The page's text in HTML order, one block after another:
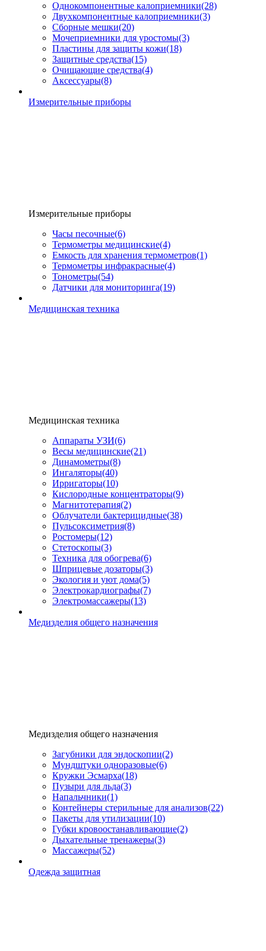
Однокомпонентные калоприемники(28)
Двухкомпонентные калоприемники(3)
Сборные мешки(20)
Мочеприемники для уростомы(3)
Пластины для защиты кожи(18)
Защитные средства(15)
Очищающие средства(4)
Аксессуары(8)
Измерительные приборы
Измерительные приборы
Часы песочные(6)
Термометры медицинские(4)
Емкость для хранения термометров(1)
Термометры инфракрасные(4)
Тонометры(54)
Датчики для мониторинга(19)
Медицинская техника
Медицинская техника
Аппараты УЗИ(6)
Весы медицинские(21)
Динамометры(8)
Ингаляторы(40)
Ирригаторы(10)
Кислородные концентраторы(9)
Магнитотерапия(2)
Облучатели бактерицидные(38)
Пульсоксиметрия(8)
Ростомеры(12)
Стетоскопы(3)
Техника для обогрева(6)
Шприцевые дозаторы(3)
Экология и уют дома(5)
Электрокардиографы(7)
Электромассажеры(13)
Медизделия общего назначения
Медизделия общего назначения
Загубники для эндоскопии(2)
Мундштуки одноразовые(6)
Кружки Эсмарха(18)
Пузыри для льда(3)
Напальчники(1)
Контейнеры стерильные для анализов(22)
Пакеты для утилизации(10)
Губки кровоостанавливающие(2)
Дыхательные тренажеры(3)
Массажеры(52)
Одежда защитная